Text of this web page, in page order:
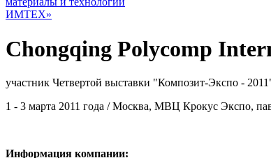
Chongqing Polycomp
участник Четвертой выставки "Композит-Экспо -
1 - 3 марта 2011 года / Москва, МВЦ Крокус Экспо,
Информация компании: